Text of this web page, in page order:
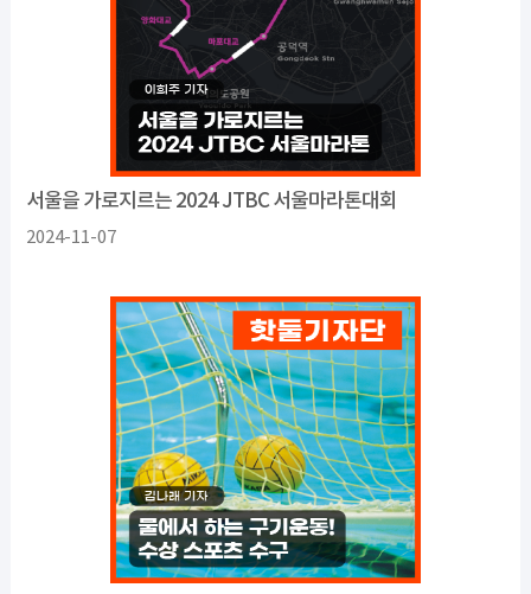
서울을 가로지르는 2024 JTBC 서울마라톤대회
2024-11-07